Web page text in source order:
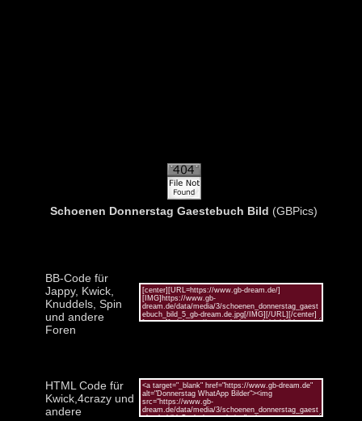
Schoenen Donnerstag Gaestebuch Bild (GBPics)
BB-Code für
Jappy, Kwick,
Knuddels, Spin
und andere
Foren
HTML Code für
Kwick,4crazy und
andere